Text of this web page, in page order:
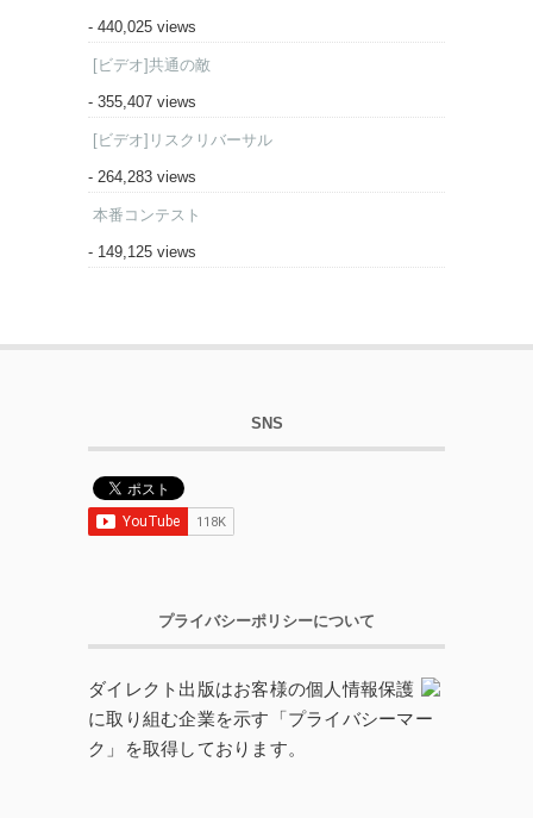
- 440,025 views
[ビデオ]共通の敵
- 355,407 views
[ビデオ]リスクリバーサル
- 264,283 views
本番コンテスト
- 149,125 views
SNS
プライバシーポリシーについて
ダイレクト出版はお客様の個人情報保護
に取り組む企業を示す「プライバシーマー
ク」を取得しております。